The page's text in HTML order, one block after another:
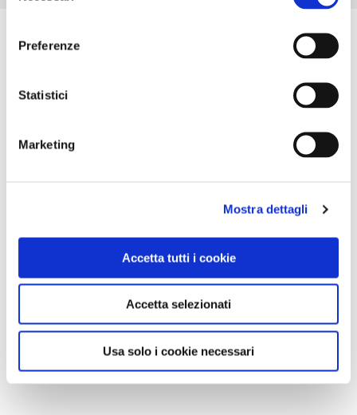
Preferenze
Statistici
Marketing
Mostra dettagli
Accetta tutti i cookie
Accetta selezionati
Usa solo i cookie necessari